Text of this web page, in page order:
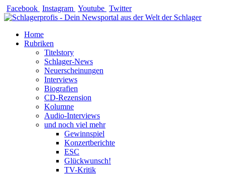
Zum
Inhalt
Facebook Instagram Youtube Twitter
Home
Rubriken
Titelstory
Schlager-News
Neuerscheinungen
Interviews
Biografien
CD-Rezension
Kolumne
Audio-Interviews
und noch viel mehr
Gewinnspiel
Konzertberichte
ESC
Glückwunsch!
TV-Kritik